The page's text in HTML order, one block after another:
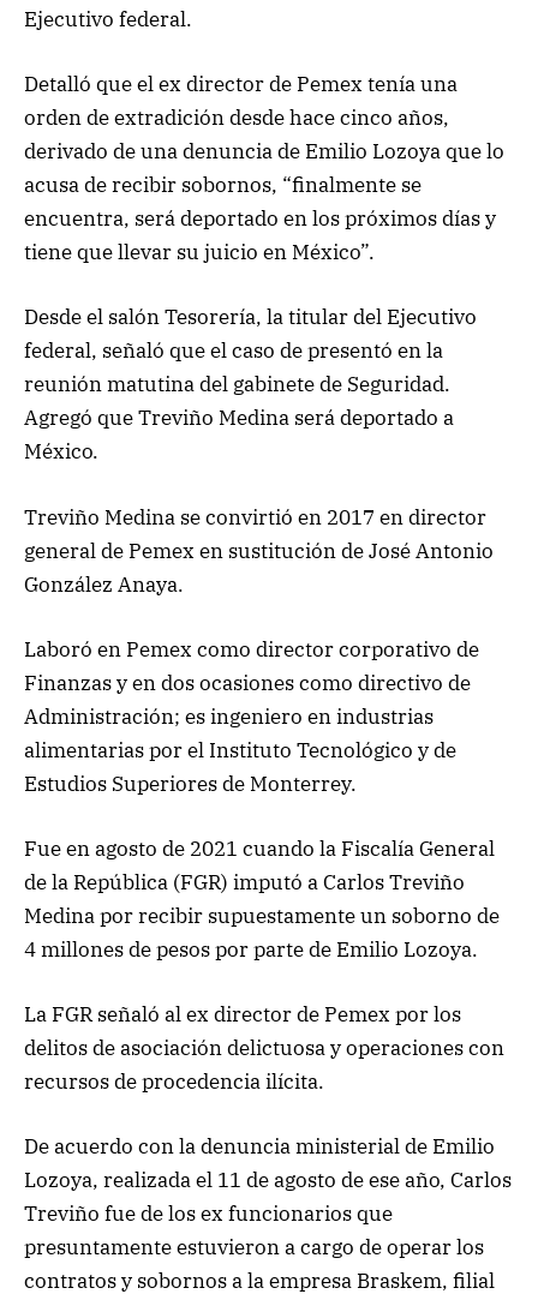
Ejecutivo federal.
Detalló que el ex director de Pemex tenía una
orden de extradición desde hace cinco años,
derivado de una denuncia de Emilio Lozoya que lo
acusa de recibir sobornos, “finalmente se
encuentra, será deportado en los próximos días y
tiene que llevar su juicio en México”.
Desde el salón Tesorería, la titular del Ejecutivo
federal, señaló que el caso de presentó en la
reunión matutina del gabinete de Seguridad.
Agregó que Treviño Medina será deportado a
México.
Treviño Medina se convirtió en 2017 en director
general de Pemex en sustitución de José Antonio
González Anaya.
Laboró en Pemex como director corporativo de
Finanzas y en dos ocasiones como directivo de
Administración; es ingeniero en industrias
alimentarias por el Instituto Tecnológico y de
Estudios Superiores de Monterrey.
Fue en agosto de 2021 cuando la Fiscalía General
de la República (FGR) imputó a Carlos Treviño
Medina por recibir supuestamente un soborno de
4 millones de pesos por parte de Emilio Lozoya.
La FGR señaló al ex director de Pemex por los
delitos de asociación delictuosa y operaciones con
recursos de procedencia ilícita.
De acuerdo con la denuncia ministerial de Emilio
Lozoya, realizada el 11 de agosto de ese año, Carlos
Treviño fue de los ex funcionarios que
presuntamente estuvieron a cargo de operar los
contratos y sobornos a la empresa Braskem, filial